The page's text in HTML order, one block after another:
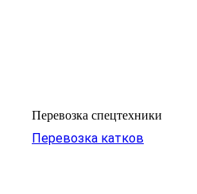
Перевозка спецтехники
Перевозка катков